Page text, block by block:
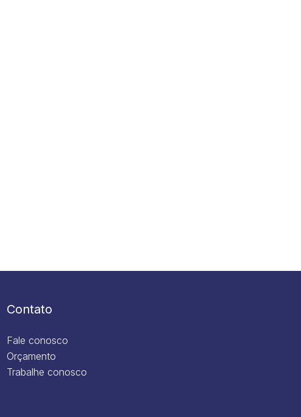
Contato
Fale conosco
Orçamento
Trabalhe conosco